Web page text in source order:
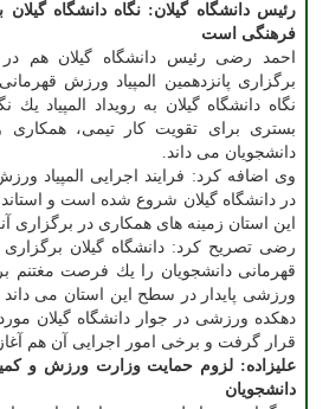
رئیس دانشگاه گیلان: نگاه دانشگاه گیلان
فرهنگی است
احمد رضی رئیس دانشگاه گیلان هم در
برگزاری پانزدهمین المپیاد ورزش
نگاه دانشگاه گیلان به رویداد المپیاد
بستری برای تقویت كار تیمی، همكاری
دانشجویان می داند.
وی اضافه كرد: فرایند اجرایی المپیاد
در دانشگاه گیلان شروع شده است و
این استان زمینه های همكاری در برگزاری
رضی تصریح كرد: دانشگاه گیلان برگزاری
قهرمانی دانشجویان را یك فرصت مغتنم
ورزشی پایدار در سطح این استان می
دهكده ورزشی در جوار دانشگاه گیلان
قرار گرفت و برخی امور اجرایی آن هم
علیزاده: لزوم حمایت وزارت ورزش و
دانشجویان